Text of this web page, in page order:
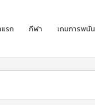
รก กีฬา เกมการพนัน